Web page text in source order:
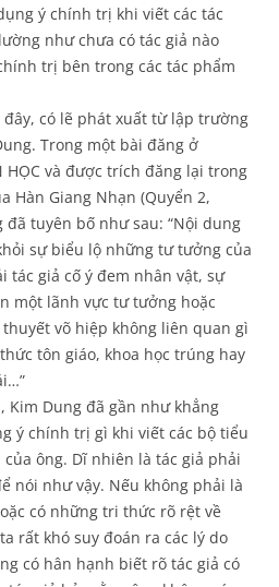
ý chính trị khi viết các tác
như chưa có tác giả nào
trị bên trong các tác phẩm
có lẽ phát xuất từ lập trường
Trong một bài đăng ở
HỌC và được trích đăng lại trong
Hàn Giang Nhạn (Quyển 2,
đã tuyên bố như sau: “Nội dung
sự biểu lộ những tư tưởng của
tác giả cố ý đem nhân vật, sự
một lãnh vực tư tưởng hoặc
võ hiệp không liên quan gì
tôn giáo, khoa học trúng hay
Dung đã gần như khẳng
ý chính trị gì khi viết các bộ tiểu
ông. Dĩ nhiên là tác giả phải
nói như vậy. Nếu không phải là
có những tri thức rõ rệt về
rất khó suy đoán ra các lý do
có hân hạnh biết rõ tác giả có